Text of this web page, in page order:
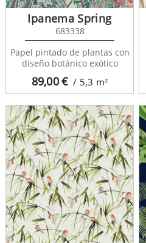
89,00€ / 5,3 m²
Ipanema Spring
683338
Papel pintado de plantas con
diseño botánico exótico